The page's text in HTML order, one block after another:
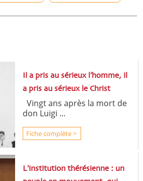
Il a pris au sérieux l’homme, il
a pris au sérieux le Christ
Vingt ans après la mort de
don Luigi ...
Fiche complète >
L'institution thérésienne : un